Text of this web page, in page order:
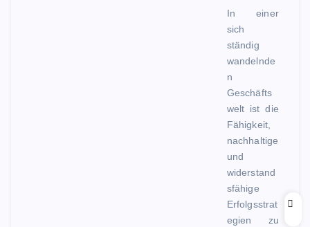
In einer
sich
ständig
wandelnde
n
Geschäfts
welt ist die
Fähigkeit,
nachhaltige
und
widerstand
sfähige
Erfolgsstrat
egien zu